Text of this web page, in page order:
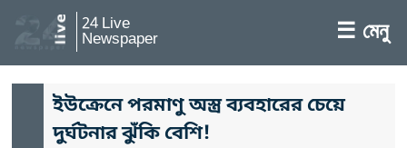
24 Live
Newspaper ☰ মেনু
ইউক্রেনে পরমাণু অস্ত্র ব্যবহারের চেয়ে
দুর্ঘটনার ঝুঁকি বেশি!